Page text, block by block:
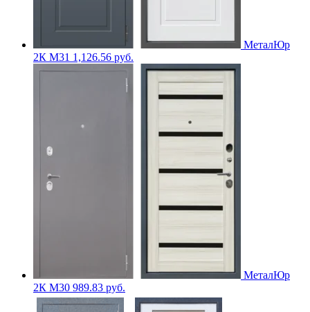
МеталЮр
2К M31 1,126.56 руб.
МеталЮр
2К M30 989.83 руб.